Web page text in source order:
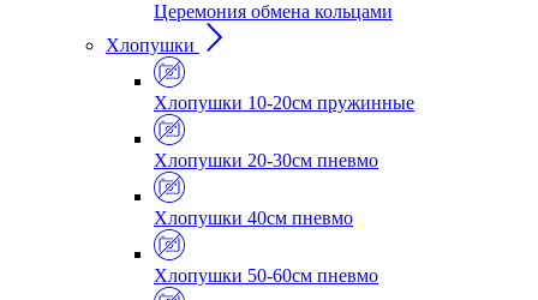
Церемония обмена кольцами
Хлопушки
Хлопушки 10-20см пружинные
Хлопушки 20-30см пневмо
Хлопушки 40см пневмо
Хлопушки 50-60см пневмо